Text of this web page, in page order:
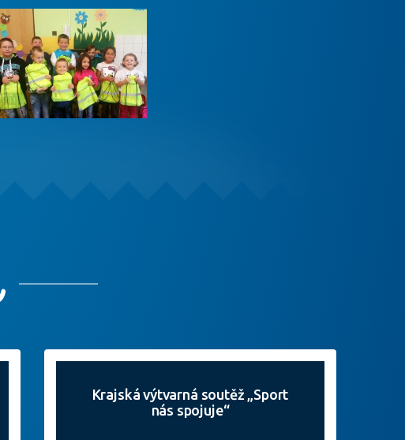
Krajská výtvarná soutěž „Sport
nás spojuje“